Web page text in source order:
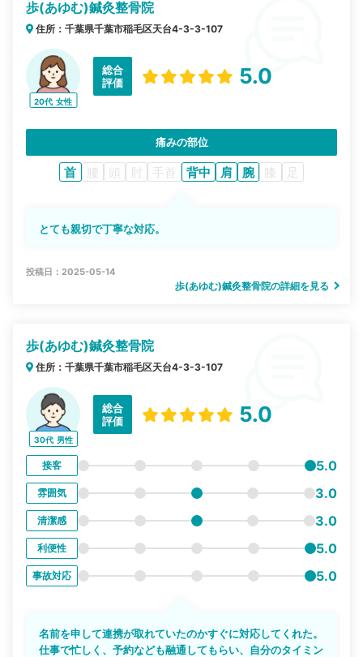
歩(あゆむ)鍼灸整骨院
住所：千葉県千葉市稲毛区天台4-3-3-107
20代 女性
総合
評価
5.0
痛みの部位
首 腰 頭 肘 手首 背中 肩 腕 膝 足
とても親切で丁寧な対応。
投稿日：2025-05-14
歩(あゆむ)鍼灸整骨院の詳細を見る
歩(あゆむ)鍼灸整骨院
住所：千葉県千葉市稲毛区天台4-3-3-107
30代 男性
総合
評価
5.0
接客 5.0
雰囲気 3.0
清潔感 3.0
利便性 5.0
事故対応 5.0
名前を申して連携が取れていたのかすぐに対応してくれた。
仕事で忙しく、予約なども融通してもらい、自分のタイミン